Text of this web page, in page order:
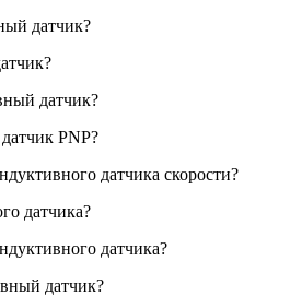
датчик?
датчик?
PNP?
датчика скорости?
датчика?
датчика?
датчик?